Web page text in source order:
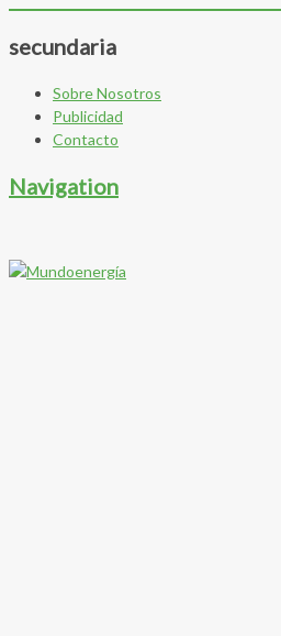
secundaria
Sobre Nosotros
Publicidad
Contacto
Navigation